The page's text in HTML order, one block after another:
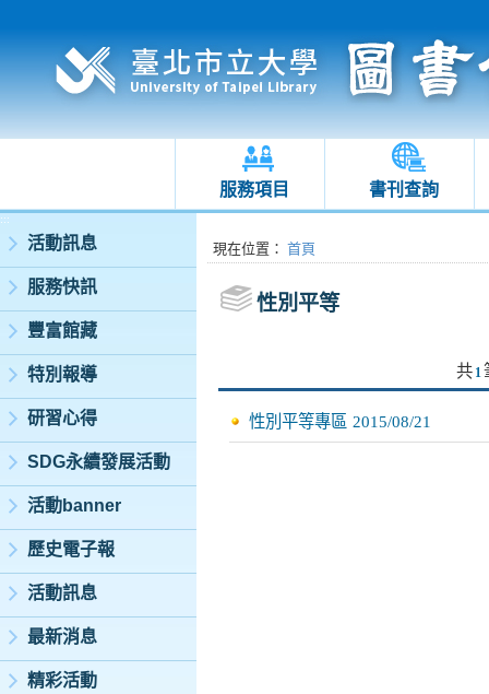
服務項目 書刊查詢
:::
活動訊息
服務快訊
豐富館藏
特別報導
研習心得
SDG永續發展活動
活動banner
歷史電子報
活動訊息
最新消息
精彩活動
:::現在位置 ： 首頁
性別平等
共 1
性別平等專區 2015/08/21